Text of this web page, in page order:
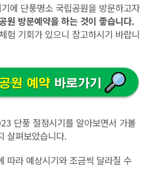
에 단풍명소 국립공원을 방문하고자
원 방문예약을 하는 것이 좋습니다.
험 기회가 있으니 참고하시기 바랍니
단풍 절정시기를 알아보면서 가볼
살펴보았습니다.
따라 예상시기와 조금씩 달라질 수